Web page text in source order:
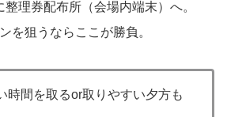
理券配布所（会場内端末）へ。
うならここが勝負。
時間を取るor取りやすい夕方も